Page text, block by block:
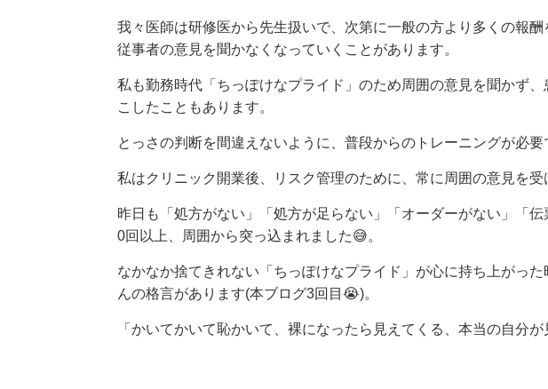
我々医師は研修医から先生扱いで、次第に一般の方より多くの報
従事者の意見を聞かなくなっていくことがあります。
私も勤務時代「ちっぽけなプライド」のため周囲の意見を聞かず
こしたこともあります。
とっさの判断を間違えないように、普段からのトレーニングが必要
私はクリニック開業後、リスク管理のために、常に周囲の意見を受
昨日も「処方がない」「処方が足らない」「オーダーがない」「
0回以上、周囲から突っ込まれました😅。
なかなか捨てきれない「ちっぽけなプライド」が心に持ち上がっ
んの格言があります(本ブログ3回目😭)。
「かいてかいて恥かいて、裸になったら見えてくる、本当の自分が